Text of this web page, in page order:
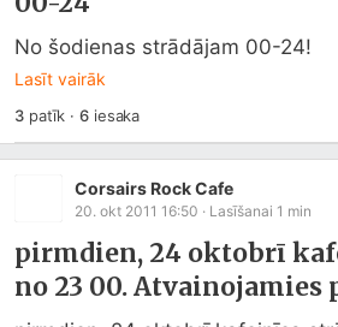
No šodienas strādājam 00-24!
Lasīt vairāk
3patīk ·6iesaka
Corsairs Rock Cafe
20. okt 2011 16:50 · Lasīšanai 1 min
pirmdien, 24 oktobrī
no 23 00. Atvainojamies